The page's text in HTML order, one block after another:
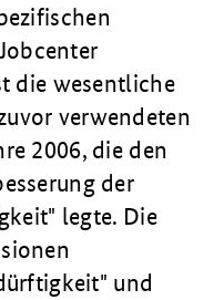
die wesentliche
verwendeten
2006, die den
der
legte. Die
und